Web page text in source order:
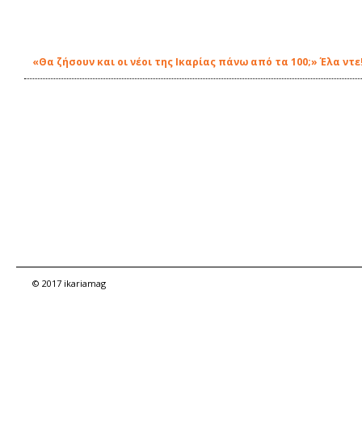
«Θα ζήσουν και οι νέοι της Ικαρίας πάνω από τα 100;» Έλα
© 2017 ikariamag